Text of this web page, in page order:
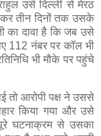
उसे दिल्ली से मेरठ
तीन दिनों तक उसके
का दावा है कि जब उसे
112 नंबर पर कॉल भी
भी मौके पर पहुंचे
तो आरोपी पक्ष ने उससे
किया गया और उसे
घटनाक्रम से उसका